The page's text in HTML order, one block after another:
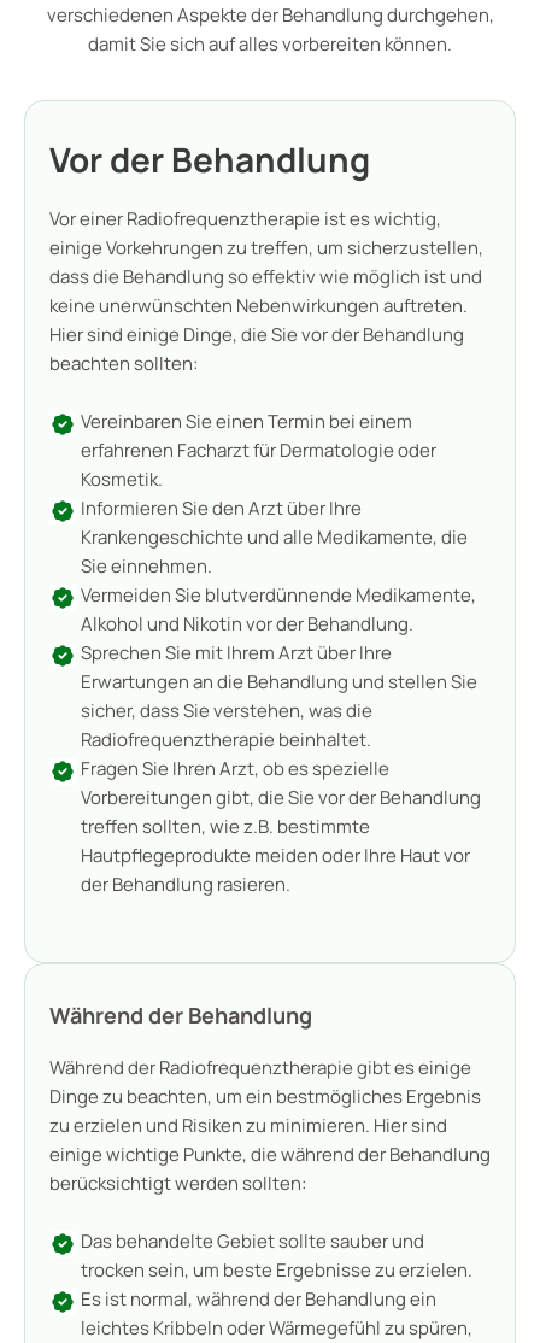
verschiedenen Aspekte der Behandlung durchgehen,
damit Sie sich auf alles vorbereiten können.
Vor der Behandlung
Vor einer Radiofrequenztherapie ist es wichtig,
einige Vorkehrungen zu treffen, um sicherzustellen,
dass die Behandlung so effektiv wie möglich ist und
keine unerwünschten Nebenwirkungen auftreten.
Hier sind einige Dinge, die Sie vor der Behandlung
beachten sollten:
Vereinbaren Sie einen Termin bei einem
erfahrenen Facharzt für Dermatologie oder
Kosmetik.
Informieren Sie den Arzt über Ihre
Krankengeschichte und alle Medikamente, die
Sie einnehmen.
Vermeiden Sie blutverdünnende Medikamente,
Alkohol und Nikotin vor der Behandlung.
Sprechen Sie mit Ihrem Arzt über Ihre
Erwartungen an die Behandlung und stellen Sie
sicher, dass Sie verstehen, was die
Radiofrequenztherapie beinhaltet.
Fragen Sie Ihren Arzt, ob es spezielle
Vorbereitungen gibt, die Sie vor der Behandlung
treffen sollten, wie z.B. bestimmte
Hautpflegeprodukte meiden oder Ihre Haut vor
der Behandlung rasieren.
Während der Behandlung
Während der Radiofrequenztherapie gibt es einige
Dinge zu beachten, um ein bestmögliches Ergebnis
zu erzielen und Risiken zu minimieren. Hier sind
einige wichtige Punkte, die während der Behandlung
berücksichtigt werden sollten:
Das behandelte Gebiet sollte sauber und
trocken sein, um beste Ergebnisse zu erzielen.
Es ist normal, während der Behandlung ein
leichtes Kribbeln oder Wärmegefühl zu spüren,